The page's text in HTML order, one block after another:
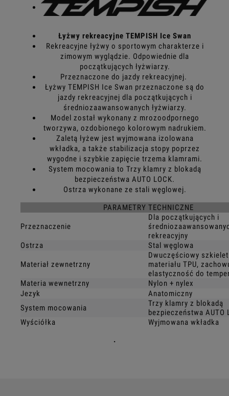
Łyżwy rekreacyjne TEMPISH Ice Swan
Rekreacyjne łyżwy o sportowym charakterze i
zimowym wyglądzie. Odpowiednie dla
początkujących łyżwiarzy.
Przeznaczone do jazdy rekreacyjnej.
Łyżwy TEMPISH Ice Swan przeznaczone są do
jazdy rekreacyjnej dla początkujących i
średniozaawansowanych łyżwiarzy.
Model został wykonany z mrozoodpornego
tworzywa, ozdobionego kolorowym nadrukiem.
Zaletą łyżew jest wyjmowana izolowana
wkładka, a także stabilizacja stopy poprzez
wygodne i szybkie zapięcie trzema klamrami.
System mocowania to Trzy klamry z blokadą
bezpieczeństwa AUTO LOCK.
Ostrza wykonane ze stali węglowej.
PARAMETRY TECHNICZNE
Przeznaczenie
Dla początkujących i
rekreacyjny
Ostrza
Stal węglowa
Materiał zewnetrzny
Dwuczęściowy
materiału TPU,
elastyczność do
Materia wewnetrzny
Nylon + nylex
Jezyk
Anatomiczny
System mocowania
Trzy klamry z blokadą
bezpieczeństwa AUTO
Wyściółka
Wyjmowana wkładka
.